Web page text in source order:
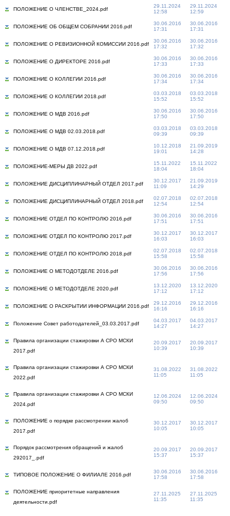
ПОЛОЖЕНИЕ О ЧЛЕНСТВЕ_2024.pdf
29.11.2024
12:58
29.11.2024
12:59
ПОЛОЖЕНИЕ ОБ ОБЩЕМ СОБРАНИИ 2016.pdf
30.06.2016
17:31
30.06.2016
17:31
ПОЛОЖЕНИЕ О РЕВИЗИОННОЙ КОМИССИИ 2016.pdf
30.06.2016
17:32
30.06.2016
17:32
ПОЛОЖЕНИЕ О ДИРЕКТОРЕ 2016.pdf
30.06.2016
17:33
30.06.2016
17:33
ПОЛОЖЕНИЕ О КОЛЛЕГИИ 2016.pdf
30.06.2016
17:34
30.06.2016
17:34
ПОЛОЖЕНИЕ О КОЛЛЕГИИ 2018.pdf
03.03.2018
15:52
03.03.2018
15:52
ПОЛОЖЕНИЕ О МДВ 2016.pdf
30.06.2016
17:50
30.06.2016
17:50
ПОЛОЖЕНИЕ О МДВ 02.03.2018.pdf
03.03.2018
09:39
03.03.2018
09:39
ПОЛОЖЕНИЕ О MДВ 07.12.2018.pdf
10.12.2018
19:01
21.09.2019
14:28
ПОЛОЖЕНИЕ-МЕРЫ ДВ 2022.pdf
15.11.2022
18:04
15.11.2022
18:04
ПОЛОЖЕНИЕ ДИСЦИПЛИНАРНЫЙ ОТДЕЛ 2017.pdf
30.12.2017
11:09
21.09.2019
14:29
ПОЛОЖЕНИЕ ДИСЦИПЛИНАРНЫЙ ОТДЕЛ 2018.pdf
02.07.2018
12:54
02.07.2018
12:54
ПОЛОЖЕНИЕ ОТДЕЛ ПО КОНТРОЛЮ 2016.pdf
30.06.2016
17:51
30.06.2016
17:51
ПОЛОЖЕНИЕ ОТДЕЛ ПО КОНТРОЛЮ 2017.pdf
30.12.2017
16:03
30.12.2017
16:03
ПОЛОЖЕНИЕ ОТДЕЛ ПО КОНТРОЛЮ 2018.pdf
02.07.2018
15:58
02.07.2018
15:58
ПОЛОЖЕНИЕ О МЕТОДОТДЕЛЕ 2016.pdf
30.06.2016
17:56
30.06.2016
17:56
ПОЛОЖЕНИЕ О МЕТОДОТДЕЛЕ 2020.pdf
13.12.2020
17:12
13.12.2020
17:12
ПОЛОЖЕНИЕ О РАСКРЫТИИ ИНФОРМАЦИИ 2016.pdf
29.12.2016
16:16
29.12.2016
16:16
Положение Совет работодателей_03.03.2017.pdf
04.03.2017
14:27
04.03.2017
14:27
Правила организации стажировки А СРО МСКИ
2017.pdf
20.09.2017
10:39
20.09.2017
10:39
Правила организации стажировки А СРО МСКИ
2022.pdf
31.08.2022
11:05
31.08.2022
11:05
Правила организации стажировки А СРО МСКИ
2024.pdf
12.06.2024
09:50
12.06.2024
09:50
ПОЛОЖЕНИЕ о порядке рассмотрении жалоб
2017.pdf
30.12.2017
10:05
30.12.2017
10:05
Порядок рассмотрения обращений и жалоб
292017_.pdf
20.09.2017
15:37
20.09.2017
15:37
ТИПОВОЕ ПОЛОЖЕНИЕ О ФИЛИАЛЕ 2016.pdf
30.06.2016
17:58
30.06.2016
17:58
ПОЛОЖЕНИЕ приоритетные направления
деятельности.pdf
27.11.2025
11:35
27.11.2025
11:35